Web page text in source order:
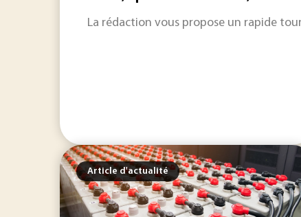
La rédaction vous propose un rapide
Article d'actualité